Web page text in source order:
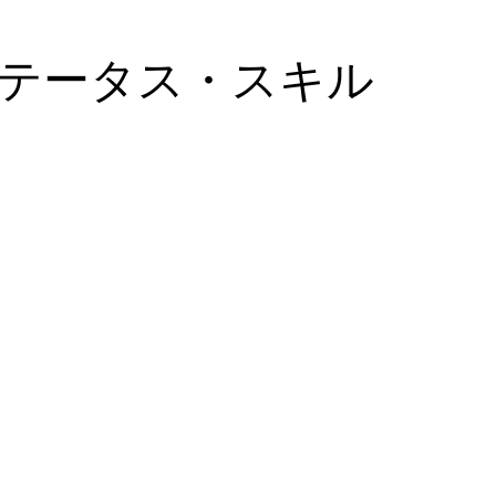
ータス・スキル